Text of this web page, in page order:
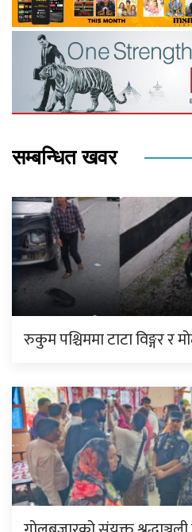
सम्बन्धित खवर
रुकुम पश्चिममा टाटा विङ्गर र